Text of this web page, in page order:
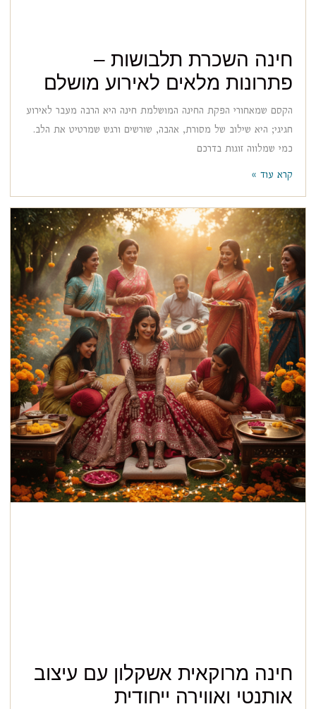
חינה השכרת תלבושות –
פתרונות מלאים לאירוע מושלם
הקסם שמאחורי הפקת החינה המושלמת חינה היא הרבה מעבר לאירוע
חגיגי; היא שילוב של מסורת, אהבה, שורשים ורגש שמרטיט את הלב.
כמי שמלווה זוגות בדרכם
קרא עוד »
חינה מרוקאית אשקלון עם עיצוב
אותנטי ואווירה ייחודית